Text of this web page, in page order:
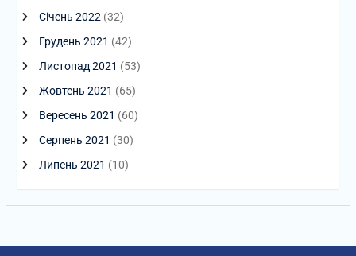
Січень 2022(32)
Грудень 2021 (42)
Листопад 2021 (53)
Жовтень 2021 (65)
Вересень 2021 (60)
Серпень 2021 (30)
Липень 2021 (10)